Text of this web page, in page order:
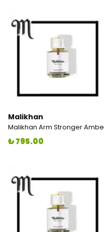
Malikhan
Malikhan Arm Stronger
₺ 795.00